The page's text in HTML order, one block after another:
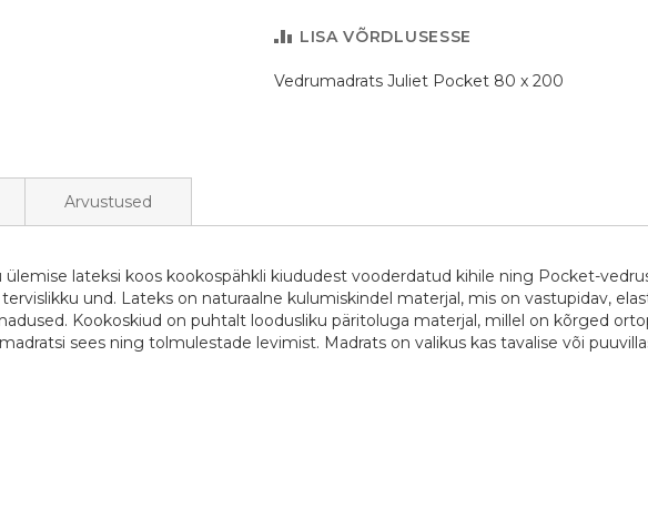
LISA VÕRDLUSESSE
Vedrumadrats Juliet Pocket 80 x 200
ülemise lateksi koos kookospähkli kiududest vooderdatud kihile ning Pocket-
und. Lateks on naturaalne kulumiskindel materjal, mis on vastupidav,
Kookoskiud on puhtalt loodusliku päritoluga materjal, millel on kõrged
sees ning tolmulestade levimist. Madrats on valikus kas tavalise või
Arvustused